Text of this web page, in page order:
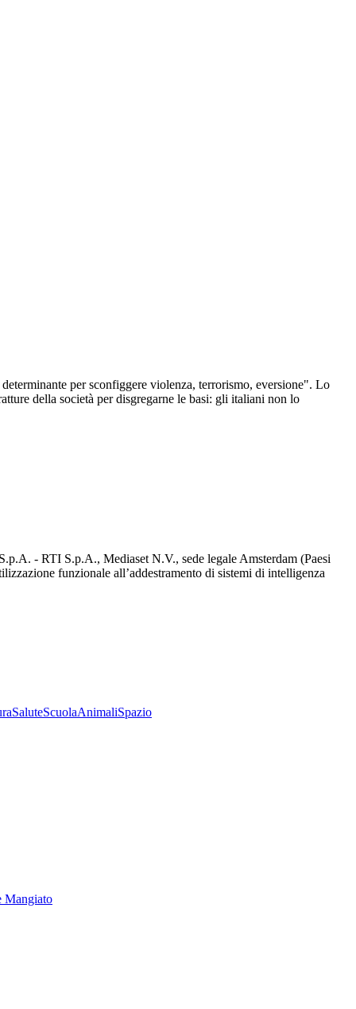
per sconfiggere violenza, terrorismo, eversione". Lo
della società per disgregarne le basi: gli italiani non lo
- RTI S.p.A., Mediaset N.V., sede legale Amsterdam (Paesi
funzionale all’addestramento di sistemi di intelligenza
SaluteScuolaAnimaliSpazio
Mangiato